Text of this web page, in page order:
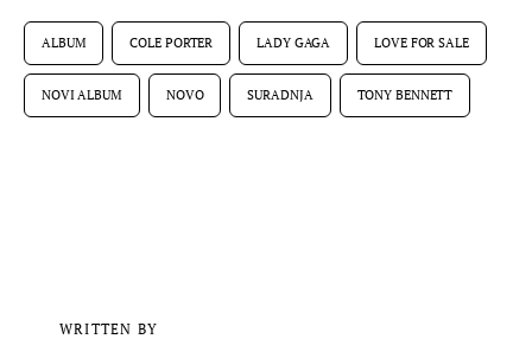
ALBUM COLE PORTER LADY GAGA LOVE FOR SALE
NOVI ALBUM NOVO SURADNJA TONY BENNETT
WRITTEN BY